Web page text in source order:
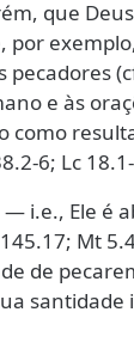
que
e às
como
6; Lc
— i.e., Ele é
Mt
de